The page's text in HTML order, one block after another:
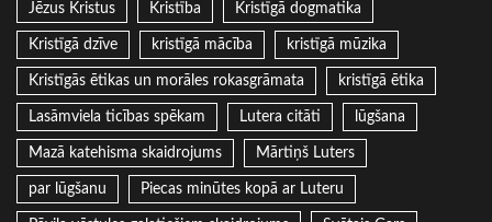
Jēzus Kristus Kristība Kristīgā dogmatika
Kristīgā dzīve kristīgā mācība kristīgā mūzika
Kristīgās ētikas un morāles rokasgrāmata kristīgā ētika
Lasāmviela ticības spēkam Lutera citāti lūgšana
Mazā katehisma skaidrojums Mārtiņš Luters
par lūgšanu Piecas minūtes kopā ar Luteru